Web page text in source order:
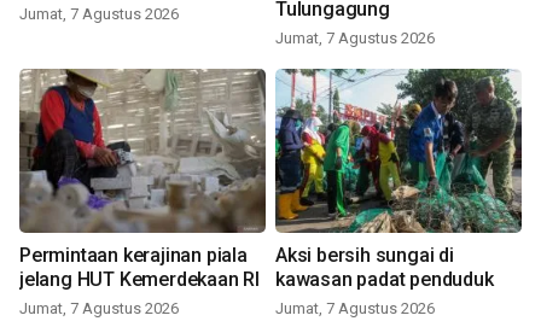
Jumat, 7 Agustus 2026
Tulungagung
Jumat, 7 Agustus 2026
Permintaan kerajinan piala
jelang HUT Kemerdekaan RI
Jumat, 7 Agustus 2026
Aksi bersih sungai di
kawasan padat penduduk
Jumat, 7 Agustus 2026